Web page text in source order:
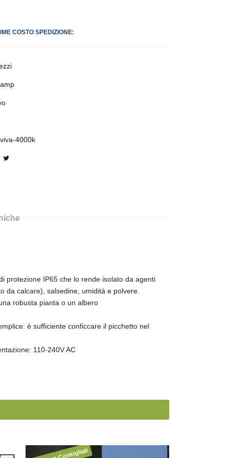
COSTO SPEDIZIONE:
4000k
protezione IP65 che lo rende isolato da agenti
da calcare), salsedine, umidità e polvere.
robusta pianta o un albero
è sufficiente conficcare il picchetto nel
110-240V AC